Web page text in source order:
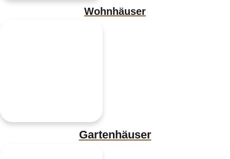
Wohnhäuser
Gartenhäuser